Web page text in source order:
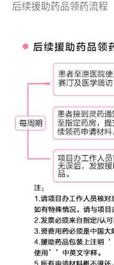
后续援助药品领药流程